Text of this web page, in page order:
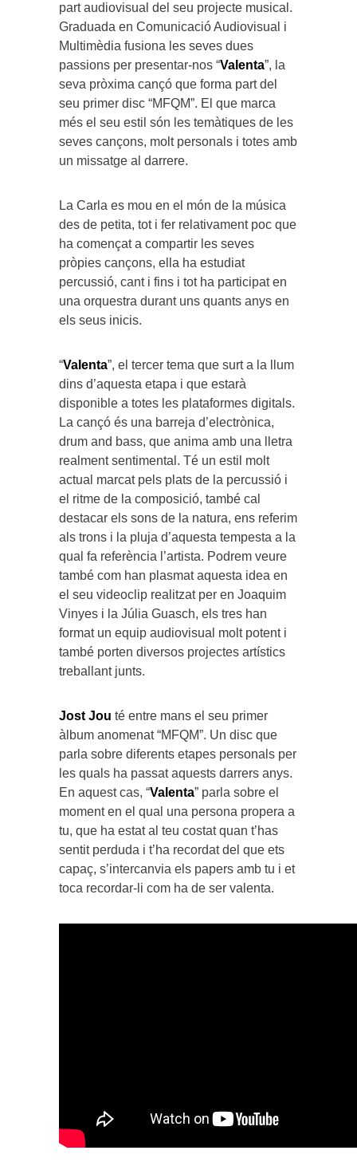
part audiovisual del seu projecte musical.
Graduada en Comunicació Audiovisual i
Multimèdia fusiona les seves dues
passions per presentar-nos “Valenta”, la
seva pròxima cançó que forma part del
seu primer disc “MFQM”. El que marca
més el seu estil són les temàtiques de les
seves cançons, molt personals i totes amb
un missatge al darrere.
La Carla es mou en el món de la música
des de petita, tot i fer relativament poc que
ha començat a compartir les seves
pròpies cançons, ella ha estudiat
percussió, cant i fins i tot ha participat en
una orquestra durant uns quants anys en
els seus inicis.
“Valenta”, el tercer tema que surt a la llum
dins d’aquesta etapa i que estarà
disponible a totes les plataformes digitals.
La cançó és una barreja d’electrònica,
drum and bass, que anima amb una lletra
realment sentimental. Té un estil molt
actual marcat pels plats de la percussió i
el ritme de la composició, també cal
destacar els sons de la natura, ens referim
als trons i la pluja d’aquesta tempesta a la
qual fa referència l’artista. Podrem veure
també com han plasmat aquesta idea en
el seu videoclip realitzat per en Joaquim
Vinyes i la Júlia Guasch, els tres han
format un equip audiovisual molt potent i
també porten diversos projectes artístics
treballant junts.
Jost Jou té entre mans el seu primer
àlbum anomenat “MFQM”. Un disc que
parla sobre diferents etapes personals per
les quals ha passat aquests darrers anys.
En aquest cas, “Valenta” parla sobre el
moment en el qual una persona propera a
tu, que ha estat al teu costat quan t’has
sentit perduda i t’ha recordat del que ets
capaç, s’intercanvia els papers amb tu i et
toca recordar-li com ha de ser valenta.